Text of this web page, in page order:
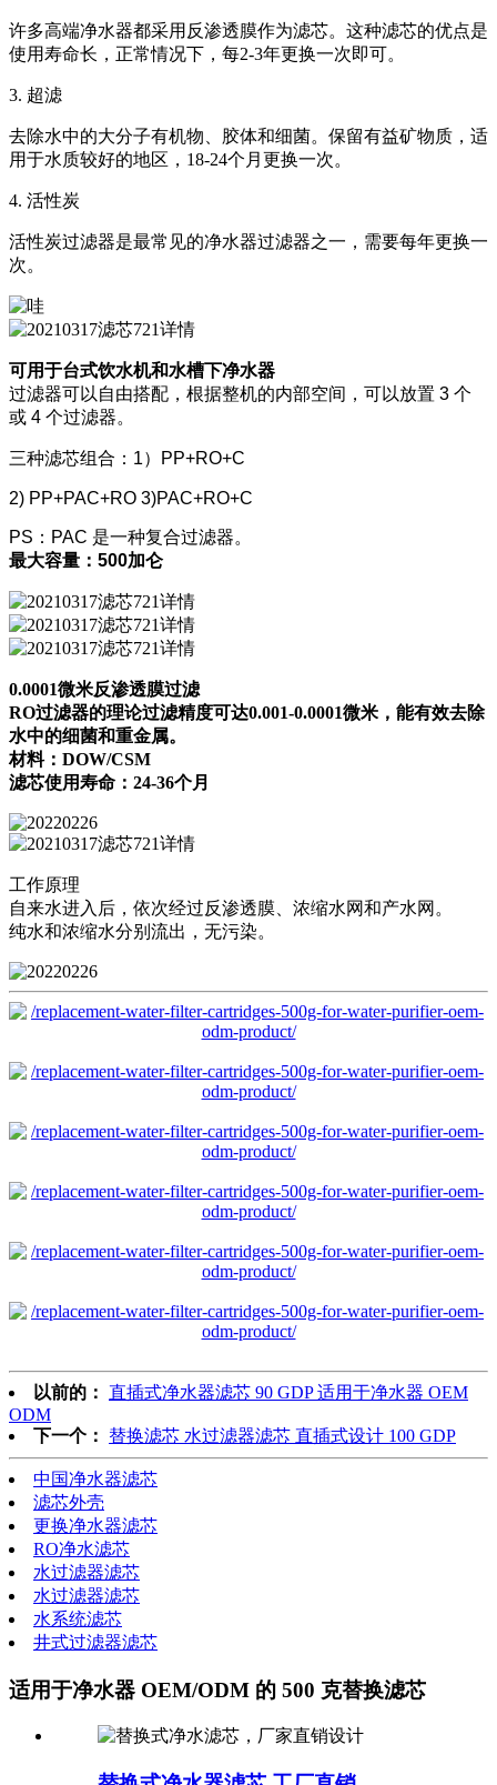
许多高端净水器都采用反渗透膜作为滤芯。这种滤芯的优点是
使用寿命长，正常情况下，每2-3年更换一次即可。
3. 超滤
去除水中的大分子有机物、胶体和细菌。保留有益矿物质，适
用于水质较好的地区，18-24个月更换一次。
4. 活性炭
活性炭过滤器是最常见的净水器过滤器之一，需要每年更换一
次。
可用于台式饮水机和水槽下净水器
过滤器可以自由搭配，根据整机的内部空间，可以放置 3 个
或 4 个过滤器。
三种滤芯组合：1）PP+RO+C
2) PP+PAC+RO 3)PAC+RO+C
PS：PAC 是一种复合过滤器。
最大容量：500加仑
0.0001微米反渗透膜过滤
RO过滤器的理论过滤精度可达0.001-0.0001微米，能有效去除
水中的细菌和重金属。
材料：DOW/CSM
滤芯使用寿命：24-36个月
工作原理
自来水进入后，依次经过反渗透膜、浓缩水网和产水网。
纯水和浓缩水分别流出，无污染。
以前的： 直插式净水器滤芯 90 GDP 适用于净水器 OEM
ODM
下一个：
替换滤芯 水过滤器滤芯 直插式设计 100 GDP
中国净水器滤芯
滤芯外壳
更换净水器滤芯
RO净水滤芯
水过滤器滤芯
水过滤器滤芯
水系统滤芯
井式过滤器滤芯
适用于净水器 OEM/ODM 的 500 克替换滤芯